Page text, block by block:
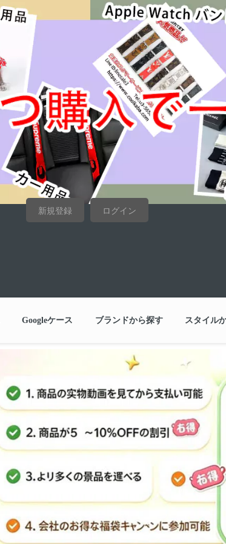
新規登録 ログイン
Googleケース ブランドから探す スタイル